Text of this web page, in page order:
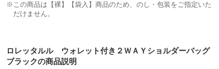
※この商品は【裸】【袋入】商品のため、のし・包装をご指定いた
だけません。
ロレッタルル ウォレット付き２ＷＡＹショルダーバッグ
ブラックの商品説明